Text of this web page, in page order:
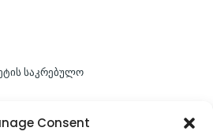
Consent
საკრებულო